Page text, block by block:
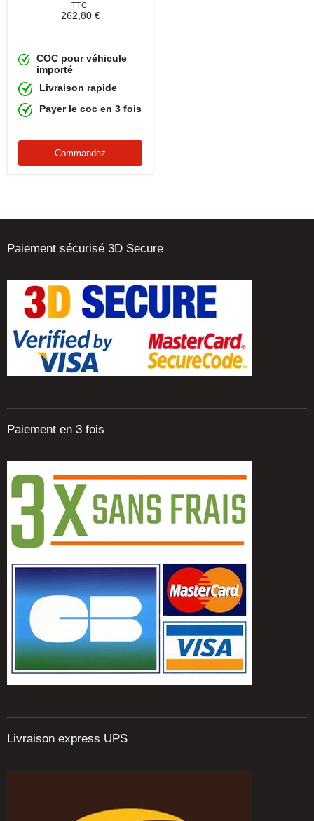
TTC:
262,80 €
COC pour véhicule
importé
Livraison rapide
Payer le coc en 3 fois
Commandez
Paiement sécurisé 3D Secure
Paiement en 3 fois
Livraison express UPS